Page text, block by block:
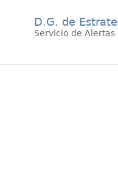
D.G. de
Servicio de